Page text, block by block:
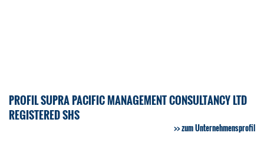
PROFIL SUPRA PACIFIC MANAGEMENT CONSULTANCY LTD
REGISTERED SHS
zum Unternehmensprofil